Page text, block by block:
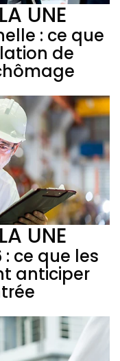
UNE
: ce que
de
UNE
ce que les
anticiper